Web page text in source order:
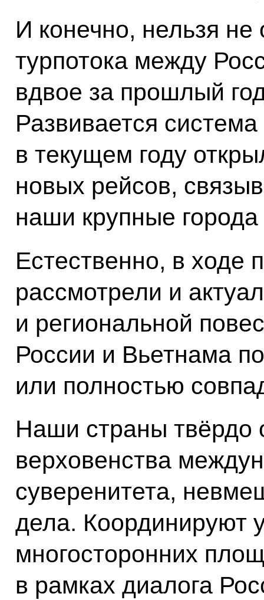
И конечно, нельзя не
турпотока между
вдвое за прошлый
Развивается
в текущем году
новых рейсов,
наши крупные
Естественно, в ходе
рассмотрели и
и региональной
России и Вьетнама
или полностью
Наши страны твёрдо
верховенства
суверенитета,
дела. Координируют
многосторонних
в рамках диалога